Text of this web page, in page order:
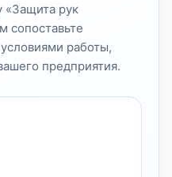
«Защита рук
сопоставьте
работы,
предприятия.